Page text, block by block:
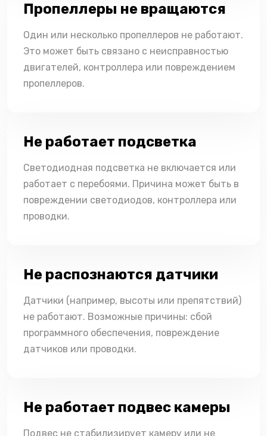
Пропеллеры не вращаются
Один или несколько пропеллеров не работают.
Это может быть связано с неисправностью
двигателей, контроллера или повреждением
пропеллеров.
Не работает подсветка
Светодиодная подсветка не включается или
работает с перебоями. Причина может быть в
повреждении светодиодов, контроллера или
проводки.
Не распознаются датчики
Датчики (например, высоты или препятствий)
не работают. Возможные причины: сбой
программного обеспечения, повреждение
датчиков или проводки.
Не работает подвес камеры
Подвес не стабилизирует камеру или не